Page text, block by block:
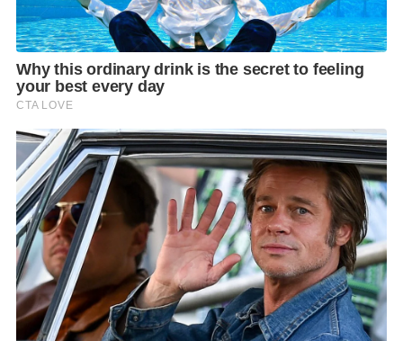
โทร 1745
นี่คือโอกาสพิเศษที่ทุกคนจะได้เรียนรู้การดูแลสุขภาพใน
เชิงป้องกัน พร้อมเปิดประสบการณ์ใหม่ทางการแพทย์ยุค
อนาคตไปด้วยกัน./
ช่องทาง Social Media โรงพยาบาลบางปะกอก 9
อินเตอร์เนชั่นแนล
Facebook : Bangpakok 9 International Hospital โรง
พยาบาลบางปะกอก 9 อินเตอร์เนชั่นแนล
Website : www.bpk9internationalhospital.com
Line ID : @bpk9hospital